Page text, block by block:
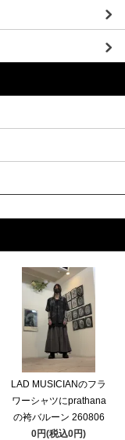
LAD MUSICIANのフラ
ワーシャツにprathana
の袴バルーン 260806
0円(税込0円)